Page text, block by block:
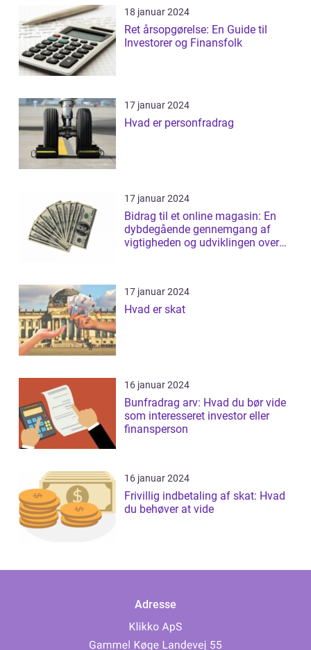
18 januar 2024
Ret årsopgørelse: En Guide til
Investorer og Finansfolk
17 januar 2024
Hvad er personfradrag
17 januar 2024
Bidrag til et online magasin: En
dybdegående gennemgang af
vigtigheden og udviklingen over
17 januar 2024
Hvad er skat
16 januar 2024
Bunfradrag arv: Hvad du bør vide
som interesseret investor eller
finansperson
16 januar 2024
Frivillig indbetaling af skat: Hvad
du behøver at vide
Adresse